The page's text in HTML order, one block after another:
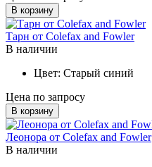
В корзину
Тарн от Colefax and Fowler
В наличии
Цвет: Старый синий
Цена по запросу
В корзину
Леонора от Colefax and Fowler
В наличии